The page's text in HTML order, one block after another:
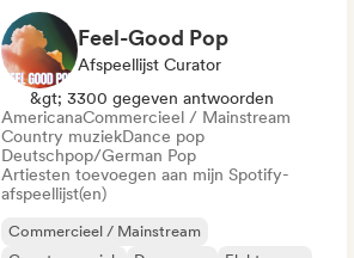
Feel-Good Pop
Afspeellijst Curator
&gt; 3300 gegeven antwoorden
AmericanaCommercieel / Mainstream
Country muziekDance pop
Deutschpop/German Pop
Artiesten toevoegen aan mijn Spotify-
afspeellijst(en)
Commercieel / Mainstream